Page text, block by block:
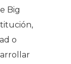
Big
o